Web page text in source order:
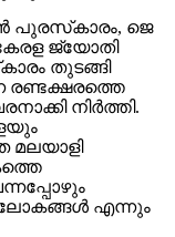
പുരസ്‌കാരം, ജെ
ജ്യോതി
തുടങ്ങി
രണ്ടക്ഷരത്തെ
നിര്‍ത്തി.
ലോകങ്ങള്‍ എന്നും